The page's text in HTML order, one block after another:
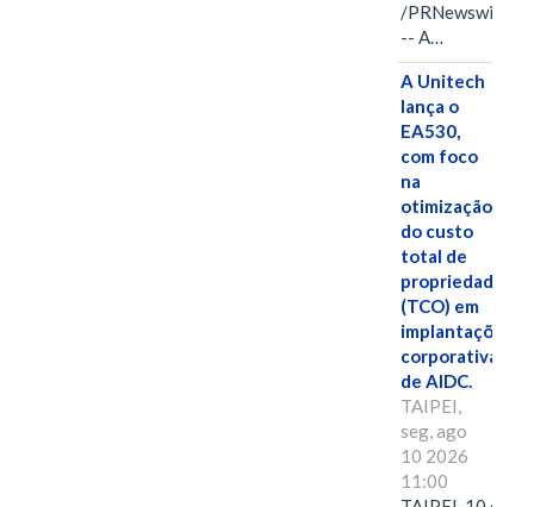
/PRNewswire/
-- A…
A Unitech
lança o
EA530,
com foco
na
otimização
do custo
total de
propriedade
(TCO) em
implantações
corporativas
de AIDC.
TAIPEI,
seg, ago
10 2026
11:00